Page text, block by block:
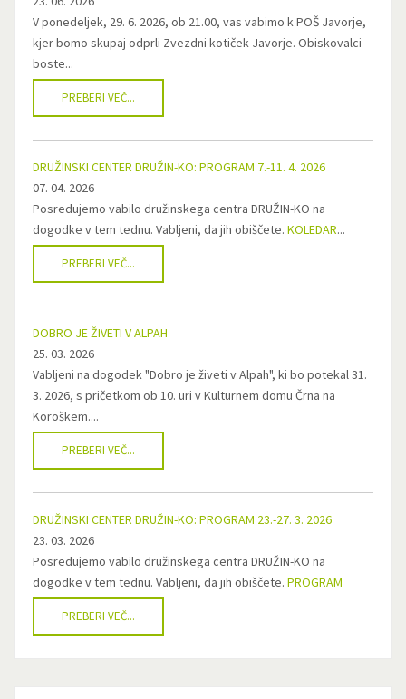
V ponedeljek, 29. 6. 2026, ob 21.00, vas vabimo k POŠ Javorje,
kjer bomo skupaj odprli Zvezdni kotiček Javorje. Obiskovalci
boste...
PREBERI VEČ...
DRUŽINSKI CENTER DRUŽIN-KO: PROGRAM 7.-11. 4. 2026
07. 04. 2026
Posredujemo vabilo družinskega centra DRUŽIN-KO na
dogodke v tem tednu. Vabljeni, da jih obiščete. KOLEDAR...
PREBERI VEČ...
DOBRO JE ŽIVETI V ALPAH
25. 03. 2026
Vabljeni na dogodek "Dobro je živeti v Alpah", ki bo potekal 31.
3. 2026, s pričetkom ob 10. uri v Kulturnem domu Črna na
Koroškem....
PREBERI VEČ...
DRUŽINSKI CENTER DRUŽIN-KO: PROGRAM 23.-27. 3. 2026
23. 03. 2026
Posredujemo vabilo družinskega centra DRUŽIN-KO na
dogodke v tem tednu. Vabljeni, da jih obiščete. PROGRAM
PREBERI VEČ...